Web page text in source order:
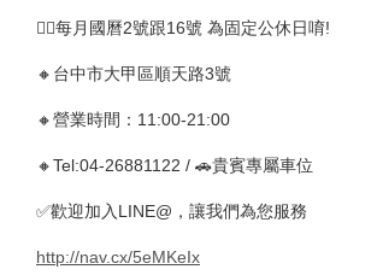
🚴‍♀️每月國曆2號跟16號 為固定公休日唷!
🔸台中市大甲區順天路3號
🔸營業時間：11:00-21:00
🔸Tel:04-26881122 / 🚗貴賓專屬車位
✅歡迎加入LINE@，讓我們為您服務
http://nav.cx/5eMKeIx